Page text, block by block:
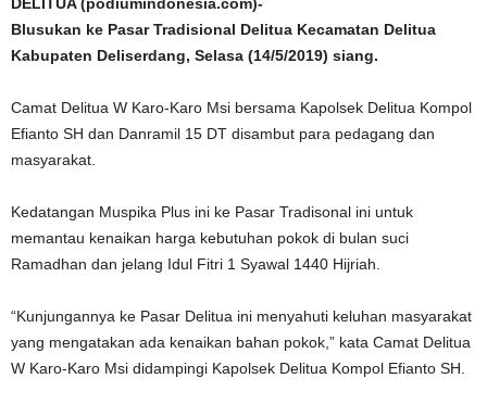
Blusukan ke Pasar Tradisional Delitua Kecamatan Delitua
Kabupaten Deliserdang, Selasa (14/5/2019) siang.
Camat Delitua W Karo-Karo Msi bersama Kapolsek Delitua Kompol
Efianto SH dan Danramil 15 DT disambut para pedagang dan
masyarakat.
Kedatangan Muspika Plus ini ke Pasar Tradisonal ini untuk
memantau kenaikan harga kebutuhan pokok di bulan suci
Ramadhan dan jelang Idul Fitri 1 Syawal 1440 Hijriah.
“Kunjungannya ke Pasar Delitua ini menyahuti keluhan masyarakat
yang mengatakan ada kenaikan bahan pokok,” kata Camat Delitua
W Karo-Karo Msi didampingi Kapolsek Delitua Kompol Efianto SH.